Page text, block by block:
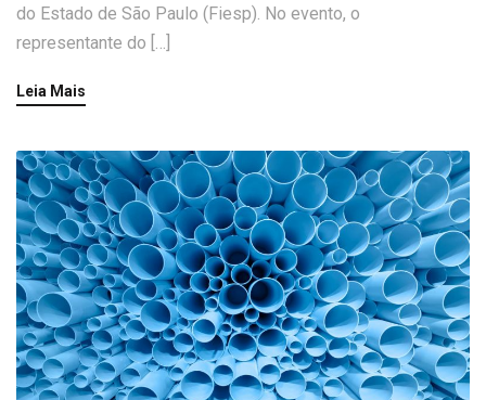
do Estado de São Paulo (Fiesp). No evento, o
representante do […]
Leia Mais